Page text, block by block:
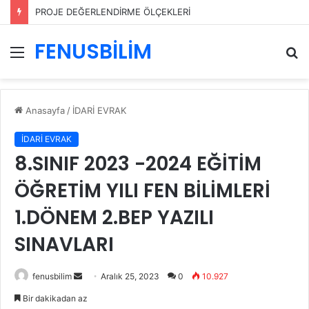
PROJE DEĞERLENDİRME ÖLÇEKLERİ
Menü
FENUSBİLİM
...
Anasayfa / İDARİ EVRAK
İDARİ EVRAK
8.SINIF 2023 -2024 EĞİTİM
ÖĞRETİM YILI FEN BİLİMLERİ
1.DÖNEM 2.BEP YAZILI
SINAVLARI
fenusbilim
Bir
Aralık 25, 2023 0 10.927
Bir dakikadan az